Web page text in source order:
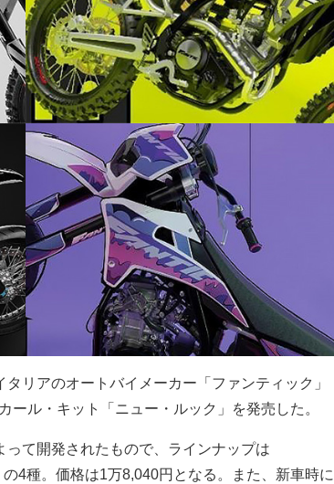
リアのオートバイメーカー「ファンティック」
ル・キット「ニュー・ルック」を発売した。
て開発されたもので、ラインナップは
4種。価格は1万8,040円となる。また、新車時に